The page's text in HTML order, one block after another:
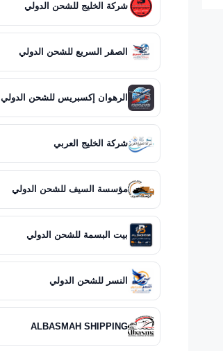
شركة الخليج للشحن الدولي
الصقر السريع للشحن الدولي
الرهوان إكسبريس للشحن الدولي
شركة الخليج العربي
مؤسسة السيف للشحن الدولي
بيت البسمة للشحن الدولي
النسر للشحن الدولي
ALBASMAH SHIPPING